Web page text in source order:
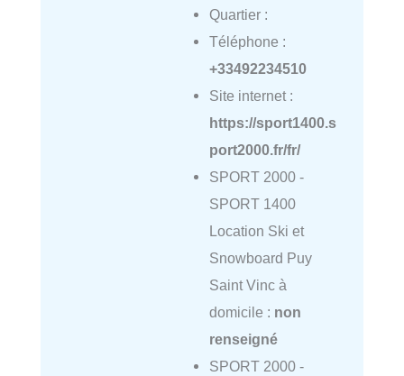
Quartier :
Téléphone :
+33492234510
Site internet :
https://sport1400.s
port2000.fr/fr/
SPORT 2000 -
SPORT 1400
Location Ski et
Snowboard Puy
Saint Vinc à
domicile : non
renseigné
SPORT 2000 -